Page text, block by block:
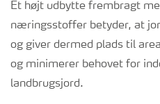
Et højt udbytte frembragt
næringsstoffer betyder, at
og giver dermed plads til
og minimerer behovet for
landbrugsjord.